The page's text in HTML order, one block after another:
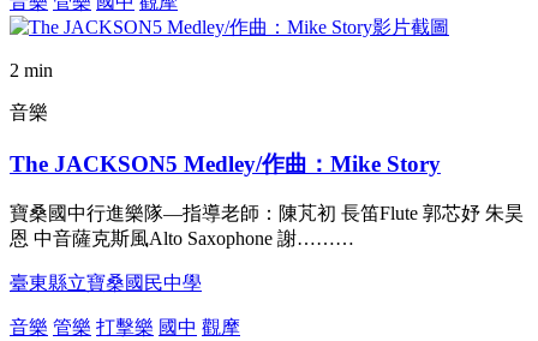
2 min
音樂
The JACKSON5 Medley/作曲：Mike Story
寶桑國中行進樂隊—指導老師：陳芃初 長笛Flute 郭芯妤 朱昊
恩 中音薩克斯風Alto Saxophone 謝………
臺東縣立寶桑國民中學
音樂 管樂 打擊樂 國中 觀摩